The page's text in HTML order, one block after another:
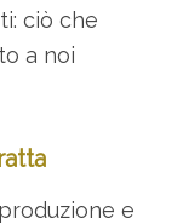
ciò che
a noi
e